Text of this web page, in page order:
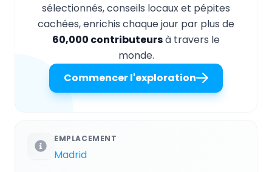
sélectionnés, conseils locaux et pépites
cachées, enrichis chaque jour par plus de
60,000 contributeursà travers le
monde.
Commencer l'exploration
EMPLACEMENT
Madrid